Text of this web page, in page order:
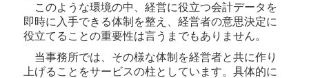
このような環境の中、経営に役立つ会計データを
即時に入手できる体制を整え、経営者の意思決定に
役立てることの重要性は言うまでもありません。
当事務所では、その様な体制を経営者と共に作り
上げることをサービスの柱としています。具体的に